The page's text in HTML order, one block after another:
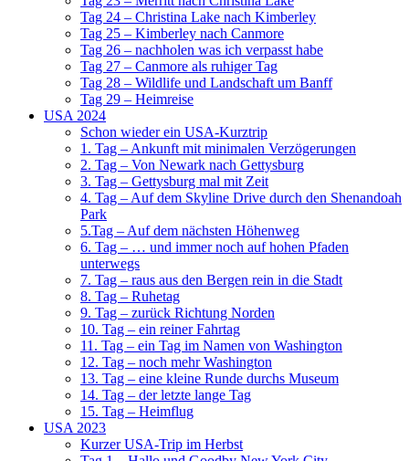
Tag 24 – Christina Lake nach Kimberley
Tag 25 – Kimberley nach Canmore
Tag 26 – nachholen was ich verpasst habe
Tag 27 – Canmore als ruhiger Tag
Tag 28 – Wildlife und Landschaft um Banff
Tag 29 – Heimreise
USA 2024
Schon wieder ein USA-Kurztrip
1. Tag – Ankunft mit minimalen Verzögerungen
2. Tag – Von Newark nach Gettysburg
3. Tag – Gettysburg mal mit Zeit
4. Tag – Auf dem Skyline Drive durch den Shenandoah
Park
5.Tag – Auf dem nächsten Höhenweg
6. Tag – … und immer noch auf hohen Pfaden
unterwegs
7. Tag – raus aus den Bergen rein in die Stadt
8. Tag – Ruhetag
9. Tag – zurück Richtung Norden
10. Tag – ein reiner Fahrtag
11. Tag – ein Tag im Namen von Washington
12. Tag – noch mehr Washington
13. Tag – eine kleine Runde durchs Museum
14. Tag – der letzte lange Tag
15. Tag – Heimflug
USA 2023
Kurzer USA-Trip im Herbst